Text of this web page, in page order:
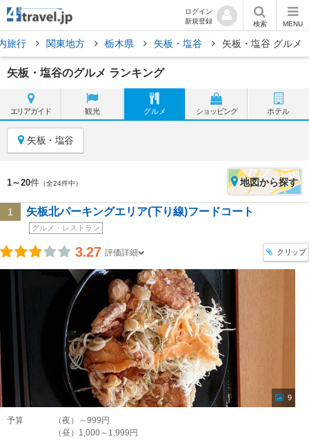
ログイン
新規登録
検索 MENU
旅行 関東地方 栃木県 矢板・塩谷 矢板・塩谷 グルメ
矢板・塩谷のグルメ ランキング
エリアガイド 観光 グルメ ショッピング ホテル
矢板・塩谷
1～20件 （全24件中） 地図から探す
1 矢板北パーキングエリア(下り線)フードコート
グルメ・レストラン
3.27 評価詳細 クリップ
9
予算
（夜）～999円
（昼）1,000～1,999円